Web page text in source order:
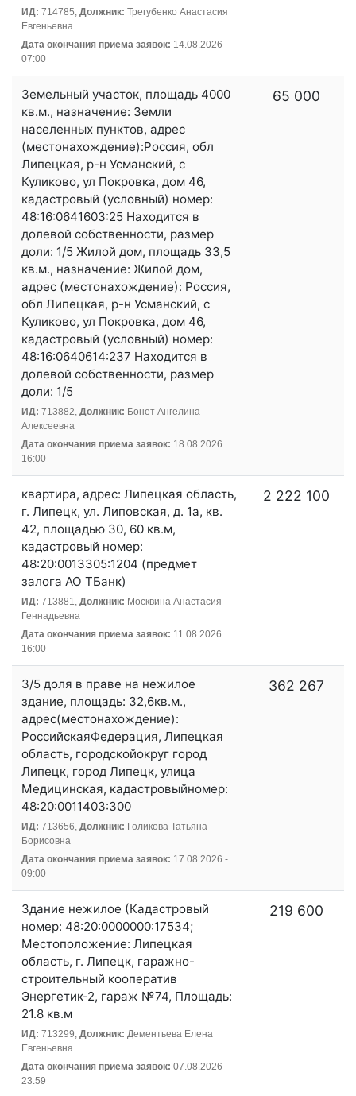
ИД: 714785, Должник: Трегубенко Анастасия
Евгеньевна
Дата окончания приема заявок: 14.08.2026
07:00
Земельный участок, площадь 4000
кв.м., назначение: Земли
населенных пунктов, адрес
(местонахождение):Россия, обл
Липецкая, р-н Усманский, с
Куликово, ул Покровка, дом 46,
кадастровый (условный) номер:
48:16:0641603:25 Находится в
долевой собственности, размер
доли: 1/5 Жилой дом, площадь 33,5
кв.м., назначение: Жилой дом,
адрес (местонахождение): Россия,
обл Липецкая, р-н Усманский, с
Куликово, ул Покровка, дом 46,
кадастровый (условный) номер:
48:16:0640614:237 Находится в
долевой собственности, размер
доли: 1/5
ИД: 713882, Должник: Бонет Ангелина
Алексеевна
Дата окончания приема заявок: 18.08.2026
16:00
65 000
квартира, адрес: Липецкая область,
г. Липецк, ул. Липовская, д. 1а, кв.
42, площадью 30, 60 кв.м,
кадастровый номер:
48:20:0013305:1204 (предмет
залога АО ТБанк)
ИД: 713881, Должник: Москвина Анастасия
Геннадьевна
Дата окончания приема заявок: 11.08.2026
16:00
2 222 100
3/5 доля в праве на нежилое
здание, площадь: 32,6кв.м.,
адрес(местонахождение):
РоссийскаяФедерация, Липецкая
область, городскойокруг город
Липецк, город Липецк, улица
Медицинская, кадастровыйномер:
48:20:0011403:300
ИД: 713656, Должник: Голикова Татьяна
Борисовна
Дата окончания приема заявок: 17.08.2026 -
09:00
362 267
Здание нежилое (Кадастровый
номер: 48:20:0000000:17534;
Местоположение: Липецкая
область, г. Липецк, гаражно-
строительный кооператив
Энергетик-2, гараж №74, Площадь:
21.8 кв.м
ИД: 713299, Должник: Дементьева Елена
Евгеньевна
Дата окончания приема заявок: 07.08.2026
23:59
219 600